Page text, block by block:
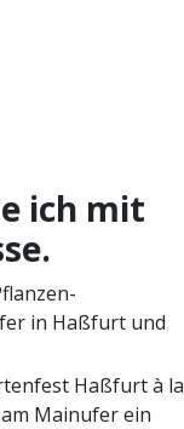
ich mit
in Haßfurt und
Haßfurt à la
Mainufer ein